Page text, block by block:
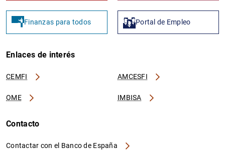
Finanzas para todos Portal de Empleo
Enlaces de interés
CEMFI AMCESFI
OME IMBISA
Contacto
Contactar con el Banco de España